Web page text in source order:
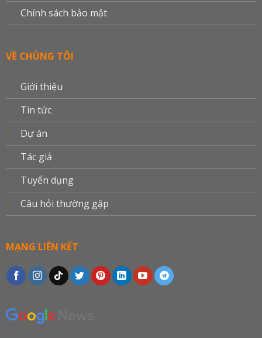
Chính sách bảo mật
VỀ CHÚNG TÔI
Giới thiệu
Tin tức
Dự án
Tác giả
Tuyển dụng
Câu hỏi thường gặp
MẠNG LIÊN KẾT